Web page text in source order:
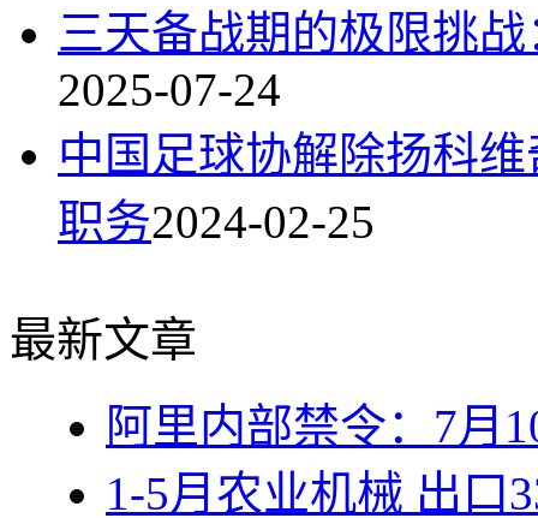
三天备战期的极限挑
2025-07-24
中国足球协解除扬科
职务2024-02-25
最新文章
阿里内部禁令：7月
1-5月农业机械 出口